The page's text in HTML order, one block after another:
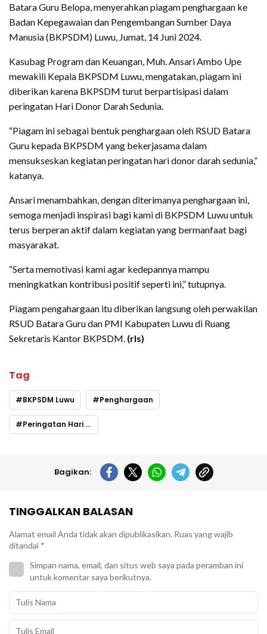
Batara Guru Belopa, menyerahkan piagam penghargaan ke
Badan Kepegawaian dan Pengembangan Sumber Daya
Manusia (BKPSDM) Luwu, Jumat, 14 Juni 2024.
Kasubag Program dan Keuangan, Muh. Ansari Ambo Upe
mewakili Kepala BKPSDM Luwu, mengatakan, piagam ini
diberikan karena BKPSDM turut berpartisipasi dalam
peringatan Hari Donor Darah Sedunia.
“Piagam ini sebagai bentuk penghargaan oleh RSUD Batara
Guru kepada BKPSDM yang bekerjasama dalam
mensukseskan kegiatan peringatan hari donor darah sedunia,”
katanya.
Ansari menambahkan, dengan diterimanya penghargaan ini,
semoga menjadi inspirasi bagi kami di BKPSDM Luwu untuk
terus berperan aktif dalam kegiatan yang bermanfaat bagi
masyarakat.
“Serta memotivasi kami agar kedepannya mampu
meningkatkan kontribusi positif seperti ini,” tutupnya.
Piagam pengahargaan itu diberikan langsung oleh perwakilan
RSUD Batara Guru dan PMI Kabupaten Luwu di Ruang
Sekretaris Kantor BKPSDM. (rls)
Tag
BKPSDM Luwu Penghargaan
Peringatan Hari Donor Darah Sedunia
Bagikan:
TINGGALKAN BALASAN
Alamat email Anda tidak akan dipublikasikan. Ruas yang wajib
ditandai *
Simpan nama, email, dan situs web saya pada peramban ini
untuk komentar saya berikutnya.